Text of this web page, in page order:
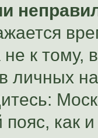
не к тому,
личных
как